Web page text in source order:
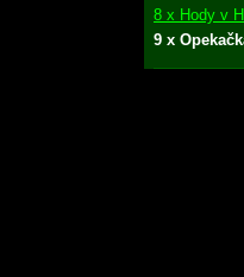
8 x Hody v
9 x